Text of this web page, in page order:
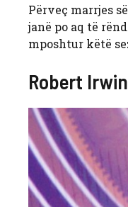
Përveç marrjes
janë po aq të
mposhtur këtë
Robert